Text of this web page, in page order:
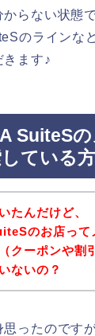
らない状態
のラインな
きます♪
SuiteS
ている
たんだけど、
のお店って
クーポンや割
ないの？
思ったのです